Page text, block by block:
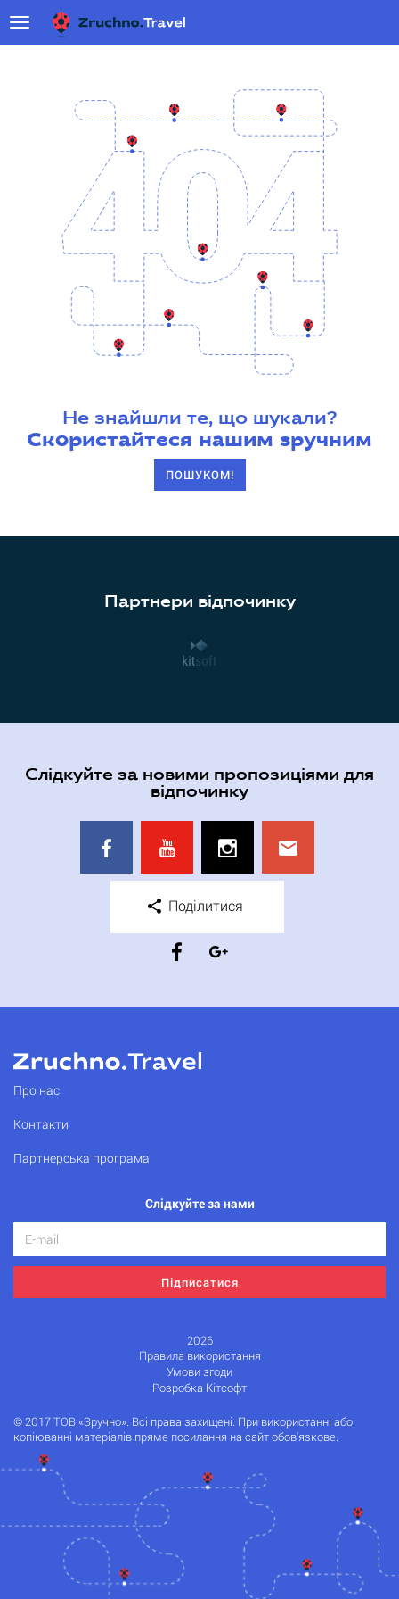
Не знайшли те, що шукали?
Скористайтеся нашим зручним
ПОШУКОМ!
Партнери відпочинку
Слідкуйте за новими пропозиціями для
відпочинку
Поділитися
Про нас
Контакти
Партнерська програма
Слідкуйте за нами
Підписатися
2026
Правила використання
Умови згоди
Розробка Кітсофт
© 2017 ТОВ «Зручно». Всі права захищені. При використанні або
копіюванні матеріалів пряме посилання на сайт обов'язкове.